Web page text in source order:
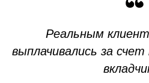
Реальным
выплачивались за